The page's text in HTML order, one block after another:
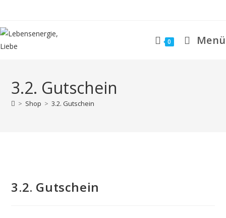
springen
0 Menü
3.2. Gutschein
> Shop > 3.2. Gutschein
3.2. Gutschein